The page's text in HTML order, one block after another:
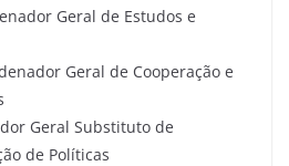
Geral de Estudos e
Geral de Cooperação e
Geral Substituto de
de Políticas